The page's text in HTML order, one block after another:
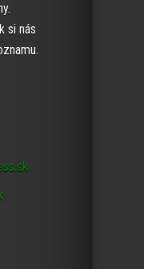
si nás